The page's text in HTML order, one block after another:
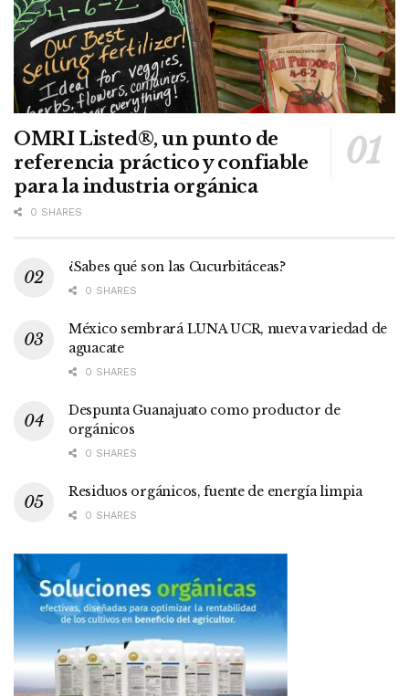
OMRI Listed®, un punto de
referencia práctico y confiable
para la industria orgánica
0 SHARES
¿Sabes qué son las Cucurbitáceas?
0 SHARES
México sembrará LUNA UCR, nueva variedad de
aguacate
0 SHARES
Despunta Guanajuato como productor de
orgánicos
0 SHARES
Residuos orgánicos, fuente de energía limpia
0 SHARES